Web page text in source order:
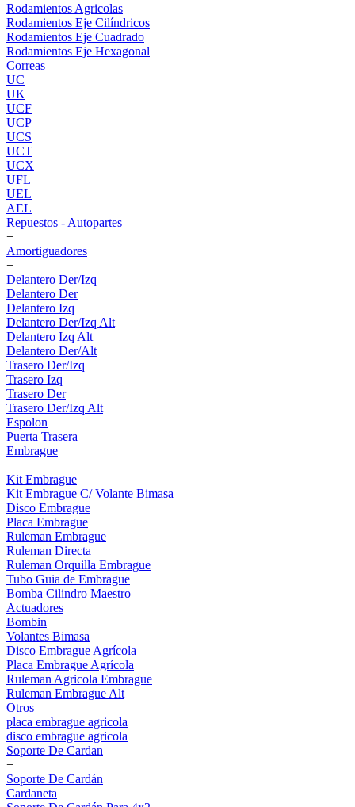
Rodamientos Agricolas
Rodamientos Eje Cilíndricos
Rodamientos Eje Cuadrado
Rodamientos Eje Hexagonal
Correas
UC
UK
UCF
UCP
UCS
UCT
UCX
UFL
UEL
AEL
Repuestos - Autopartes
+
Amortiguadores
+
Delantero Der/Izq
Delantero Der
Delantero Izq
Delantero Der/Izq Alt
Delantero Izq Alt
Delantero Der/Alt
Trasero Der/Izq
Trasero Izq
Trasero Der
Trasero Der/Izq Alt
Espolon
Puerta Trasera
Embrague
+
Kit Embrague
Kit Embrague C/ Volante Bimasa
Disco Embrague
Placa Embrague
Ruleman Embrague
Ruleman Directa
Ruleman Orquilla Embrague
Tubo Guia de Embrague
Bomba Cilindro Maestro
Actuadores
Bombin
Volantes Bimasa
Disco Embrague Agrícola
Placa Embrague Agrícola
Ruleman Agricola Embrague
Ruleman Embrague Alt
Otros
placa embrague agricola
disco embrague agricola
Soporte De Cardan
+
Soporte De Cardán
Cardaneta